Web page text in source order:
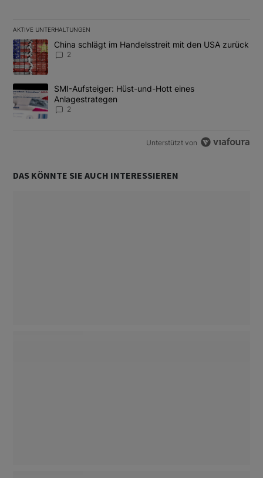
AKTIVE UNTERHALTUNGEN
Das Folgende ist eine Liste der am meisten kommentierten
Ein Trendartikel mit dem Titel "China schlägt im Handelsstreit
China schlägt im Handelsstreit mit den USA zurück
2
Ein Trendartikel mit dem Titel "SMI-Aufsteiger: Hüst-und-Hott
SMI-Aufsteiger: Hüst-und-Hott eines
Anlagestrategen
2
Unterstützt von
DAS KÖNNTE SIE AUCH INTERESSIEREN